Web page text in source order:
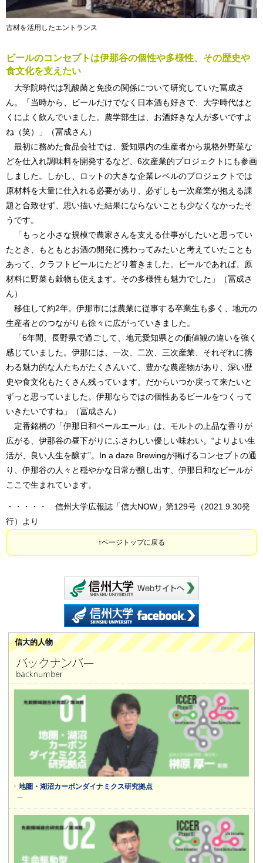
古材を活用したエントランス
ビールのコンセプトは伊那谷の個性や多様性、その歴史や
食文化を支えたい
大学院時代は乳酸菌と免疫の関係について研究していた冨成さ
ん。「当時から、ビールだけでなく日本酒も好きで、大学時代はと
くによく飲んでいました。農学部生は、お酒好きな人が多いですよ
ね（笑）」（冨成さん）
最初に務めた食品会社では、愛知県内の生産者から規格外野菜な
どを仕入れ調味料を開発するなど、6次産業的プロジェクトにも参画
しました。しかし、ロットの大きな企業レベルのプロジェクトでは
原材料を大量に仕入れる必要があり、必ずしも一次産業が抱える課
題と合致せず、思い描いた結果にならないことも少なくなかったそ
うです。
「もっと小さな規模で農家さんを支える仕事がしたいと思ってい
たとき、もともとお酒の開発に携わってみたいと考えていたことも
あって、クラフトビールにたどり着きました。ビールであれば、原
材料に野菜も穀物も使えます。その多様性も魅力でした」（冨成さ
ん）
移住して約2年。伊那市には農業に従事する卒業生も多く、地元の
生産者とのつながりも徐々に広がっていきました。
「6年間、長野県で過ごして、地元愛知県との価値観の違いを強く
感じていました。伊那には、一次、二次、三次産業、それぞれに携
わる魅力的な人たちがたくさんいて、豊かな農産物があり、深い歴
史や食文化もたくさん残っています。だからいつか戻って来たいと
ずっと思っていました。伊那ならではの個性あるビールをつくって
いきたいですね」（冨成さん）
定番銘柄の「伊那日和ペールエール」は、モルトの上品な香りが
広がる、伊那谷の昼下がりにふさわしい優しい味わい。“よりよい生
活が、良い人生を醸す”。In a daze Brewingが掲げるコンセプトの通
り、伊那谷の人々と穏やかな日常が醸し出す、伊那日和なビールが
ここで生まれています。
・・・・・ 信州大学広報誌「信大NOW」第129号（2021.9.30発
行）より
ページトップに戻る
信大的人物
地圏・湖沼カーボンダイナミクス研究拠点
…